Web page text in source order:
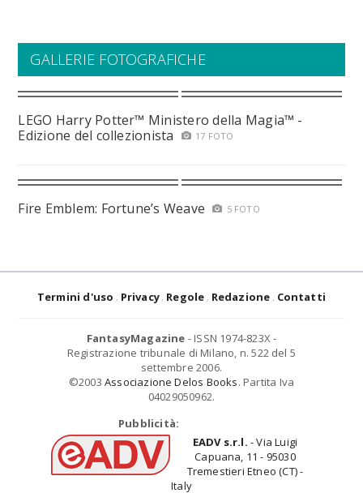
GALLERIE FOTOGRAFICHE
LEGO Harry Potter™ Ministero della Magia™ -
Edizione del collezionista
17 FOTO
Fire Emblem: Fortune’s Weave 5 FOTO
Termini d'uso Privacy Regole Redazione Contatti
FantasyMagazine - ISSN 1974-823X -
Registrazione tribunale di Milano, n. 522 del 5
settembre 2006.
©2003 Associazione Delos Books. Partita Iva
04029050962.
Pubblicità:
EADV s.r.l. - Via Luigi
Capuana, 11 - 95030
Tremestieri Etneo (CT) -
Italy